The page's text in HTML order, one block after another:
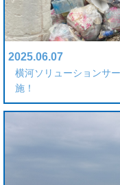
2025.06.07
横河ソリューションサ
施！